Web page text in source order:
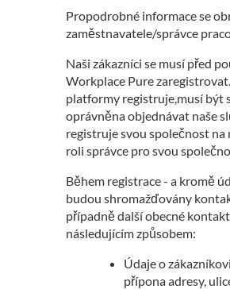
Propodrobné informace se
zaměstnavatele/správce
Naši zákazníci se musí před
Workplace Pure
platformy registruje,musí být
oprávněna objednávat naše
registruje svou společnost
roli správce pro svou
Během registrace - a kromě
budou shromažďovány
případně další obecné
následujícím způsobem:
Údaje o
přípona adresy,